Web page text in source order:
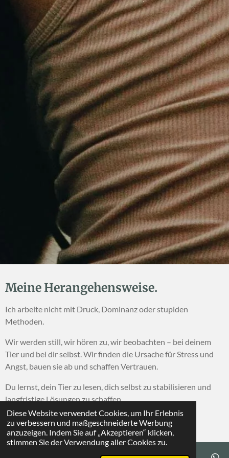
Diese Website verwendet Cookies, um Ihr Erlebnis
zu verbessern und maßgeschneiderte Werbung
anzuzeigen. Indem Sie auf „Akzeptieren“ klicken,
stimmen Sie der Verwendung aller Cookies zu.
Meine Herangehensweise.
Ich arbeite nicht mit Druck, Dominanz oder stupiden
Methoden.
Wir werden still, wir hören zu, wir beobachten – bei deinem
Tier und bei dir selbst. Wir finden die Ursache für Stress und
Angst, bauen sie ab und schaffen Vertrauen.
Du lernst, dein Tier zu lesen, dich selbst zu stabilisieren und
langfristige Lösungen zu schaffen.
So entsteht echte Kooperation statt Unterwerfung.